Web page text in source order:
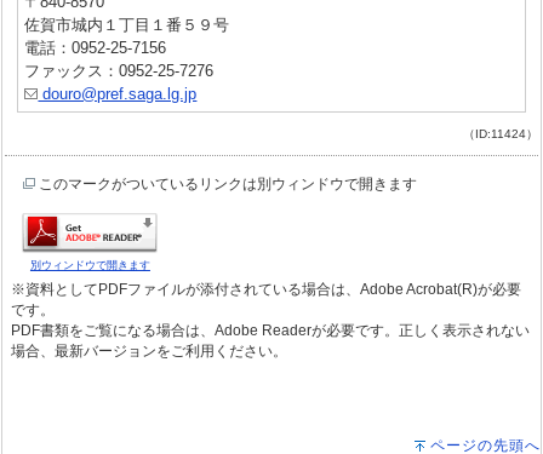
佐賀市城内１丁目１番５９号
電話：0952-25-7156
ファックス：0952-25-7276
douro@pref.saga.lg.jp
（ID:11424）
このマークがついているリンクは別ウィンドウで開きます
別ウィンドウで開きます
※資料としてPDFファイルが添付されている場合は、Adobe Acrobat(R)が必要
です。
PDF書類をご覧になる場合は、Adobe Readerが必要です。正しく表示されない
場合、最新バージョンをご利用ください。
ページの先頭へ